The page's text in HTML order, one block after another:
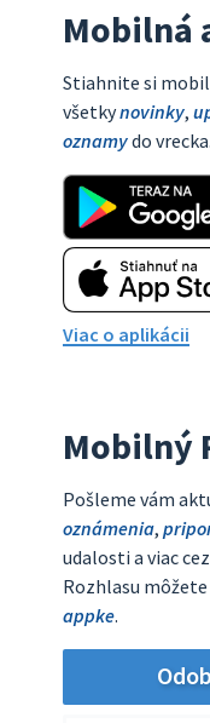
Mobilná
Stiahnite si
všetkynovinky,
oznamydo vrecka.
Viac o aplikácii
Mobilný
Pošleme vám
oznámenia,
udalosti a viac cez
Rozhlasu
appke.